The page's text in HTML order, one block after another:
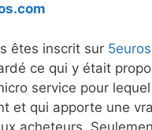
êtes inscrit sur
ce qui y était
service pour
et qui apporte une
acheteurs.